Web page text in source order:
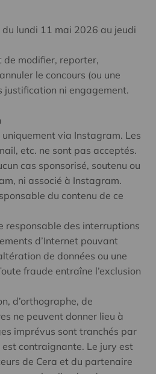
du lundi 11 mai 2026 au jeudi
de modifier, reporter,
le concours (ou une
justification ni engagement.
via Instagram. Les
etc. ne sont pas acceptés.
cas sponsorisé, soutenu ou
ni associé à Instagram.
du contenu de ce
responsable des interruptions
d’Internet pouvant
de données ou une
fraude entraîne l’exclusion
d’orthographe, de
ne peuvent donner lieu à
imprévus sont tranchés par
contraignante. Le jury est
de Cera et du partenaire